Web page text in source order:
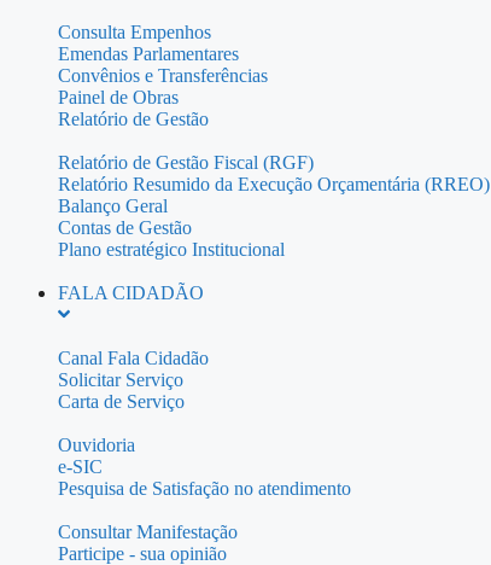
Consulta Empenhos
Emendas Parlamentares
Convênios e Transferências
Painel de Obras
Relatório de Gestão
Relatório de Gestão Fiscal (RGF)
Relatório Resumido da Execução Orçamentária (RREO)
Balanço Geral
Contas de Gestão
Plano estratégico Institucional
FALA CIDADÃO
Canal Fala Cidadão
Solicitar Serviço
Carta de Serviço
Ouvidoria
e-SIC
Pesquisa de Satisfação no atendimento
Consultar Manifestação
Participe - sua opinião